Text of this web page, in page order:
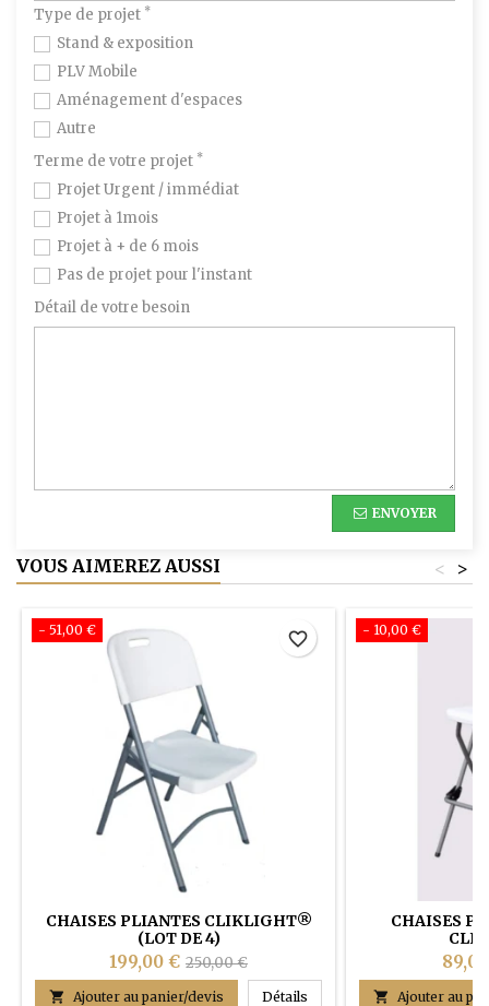
Type de projet *
Stand & exposition
PLV Mobile
Aménagement d'espaces
Autre
Terme de votre projet *
Projet Urgent / immédiat
Projet à 1mois
Projet à + de 6 mois
Pas de projet pour l'instant
Détail de votre besoin
ENVOYER
VOUS AIMEREZ AUSSI >
<
- 51,00 €
CHAISES PLIANTES CLIKLIGHT®
(LOT DE 4)
199,00 € 250,00 €
 Ajouter au panier/devis Détails Chaises pliantes
favorite_border - 10,00 €
CHAISES
 Ajouter au